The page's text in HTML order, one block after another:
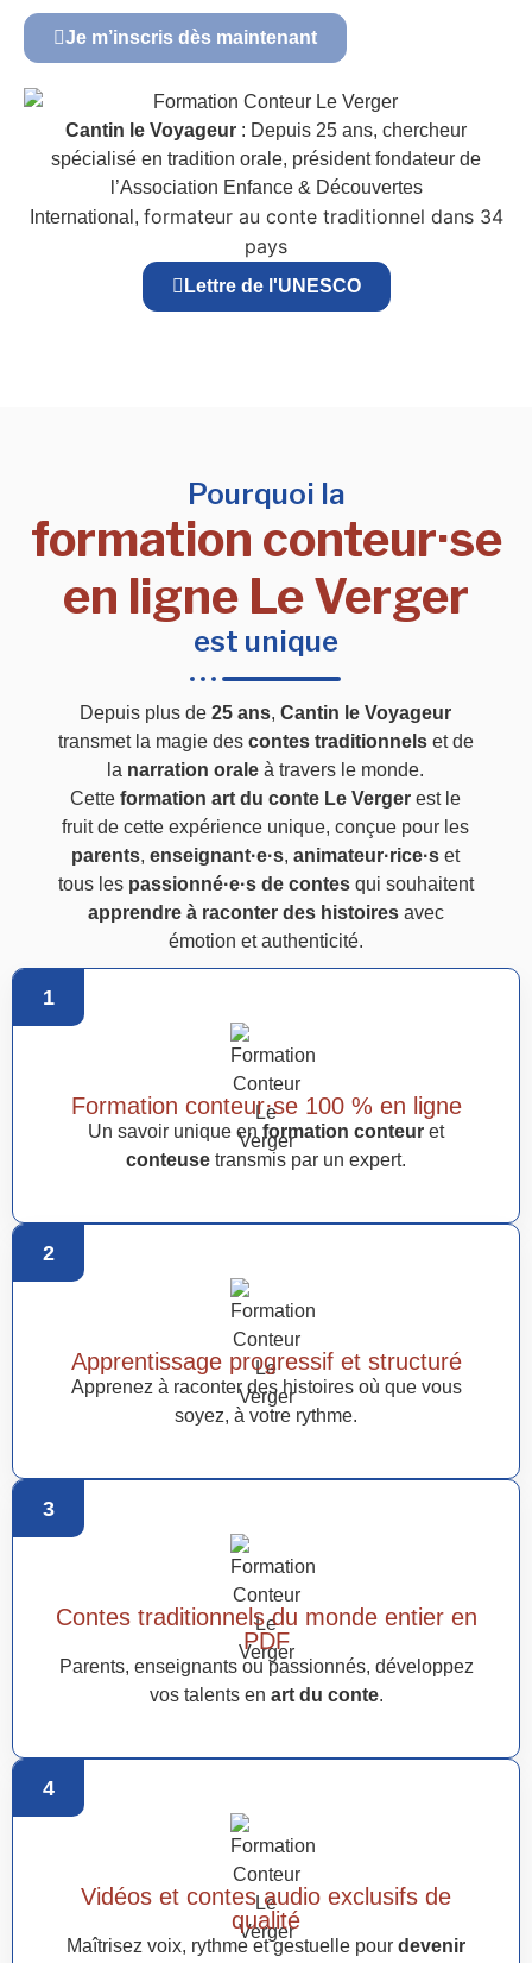
Je m’inscris dès maintenant
Cantin le Voyageur : Depuis 25 ans, chercheur
spécialisé en tradition orale, président fondateur de
l’Association Enfance & Découvertes
International, formateur au conte traditionnel dans 34
pays
Lettre de l'UNESCO
Pourquoi la
formation conteur·se
en ligne Le Verger
est unique
Depuis plus de25 ans,Cantin le Voyageur
transmet la magie des contes traditionnelset de
la narration orale à travers le monde.
Cetteformation art du conte Le Verger est le
fruit de cette expérience unique, conçue pour les
parents,enseignant·e·s,animateur·rice·s et
tous les passionné·e·s de contesqui souhaitent
apprendre à raconter des histoiresavec
émotion et authenticité.
1
Formation conteur·se 100 % en ligne
Un savoir unique en formation conteur et
conteuse transmis par un expert.
2
Apprentissage progressif et structuré
Apprenez à raconter des histoires où que vous
soyez, à votre rythme.
3
Contes traditionnels du monde entier en
PDF
Parents, enseignants ou passionnés, développez
vos talents en art du conte.
4
Vidéos et contes audio exclusifs de
qualité
Maîtrisez voix, rythme et gestuelle pour devenir